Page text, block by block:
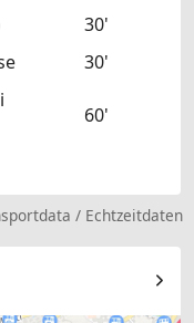
30'
30'
60'
/ Echtzeitdaten